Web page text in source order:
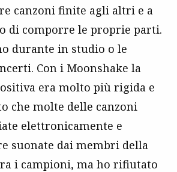
canzoni finite agli altri e a
di comporre le proprie parti.
durante in studio o le
Con i Moonshake la
era molto più rigida e
che molte delle canzoni
elettronicamente e
suonate dai membri della
i campioni, ma ho rifiutato